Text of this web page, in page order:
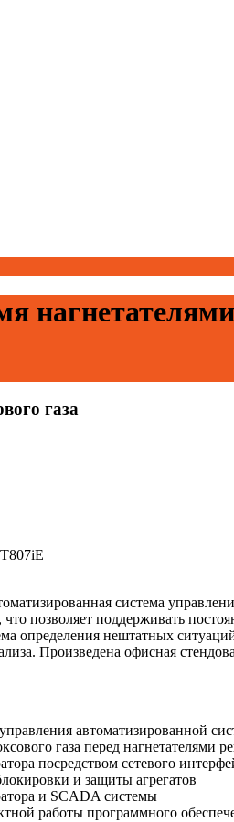
газа
система
позволяет поддерживать
определения нештатных
Произведена офисная
автоматизированной
газа перед нагнетателями
посредством сетевого
и защиты агрегатов
и SCADA системы
работы программного